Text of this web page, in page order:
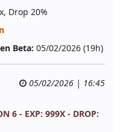
Drop 20%
Beta: 05/02/2026 (19h)
05/02/2026 | 16:45
6 - EXP: 999X - DROP: